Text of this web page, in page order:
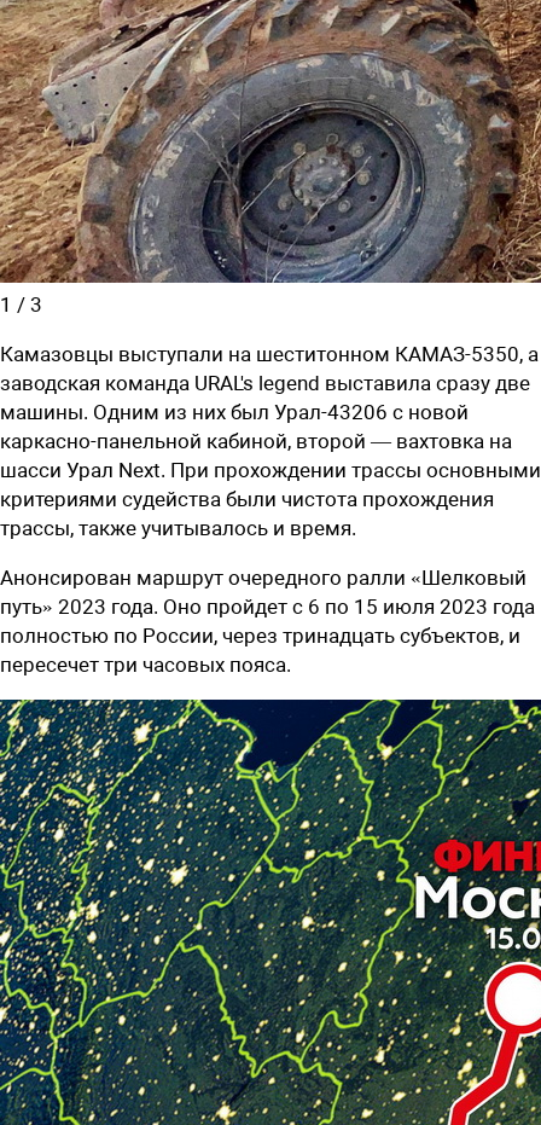
1 / 3
Камазовцы выступали на шеститонном КАМАЗ-5350, а
заводская команда URAL's legend выставила сразу две
машины. Одним из них был Урал-43206 с новой
каркасно-панельной кабиной, второй — вахтовка на
шасси Урал Next. При прохождении трассы основными
критериями судейства были чистота прохождения
трассы, также учитывалось и время.
Анонсирован маршрут очередного ралли «Шелковый
путь» 2023 года. Оно пройдет с 6 по 15 июля 2023 года
полностью по России, через тринадцать субъектов, и
пересечет три часовых пояса.